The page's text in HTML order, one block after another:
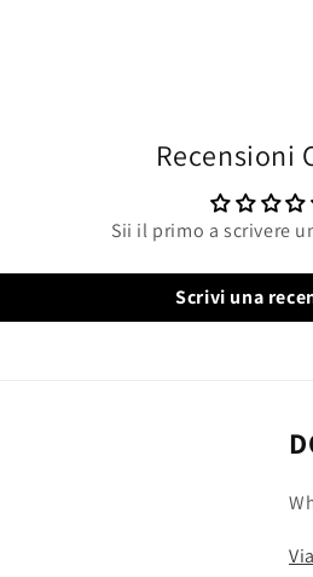
Recensioni
Sii il primo a scrivere
Scrivi una